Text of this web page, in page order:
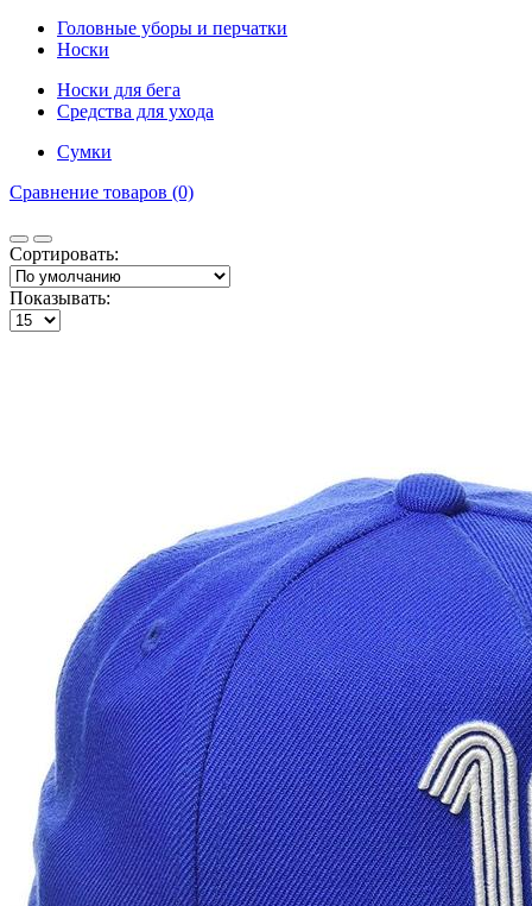
Головные уборы и перчатки
Носки
Носки для бега
Средства для ухода
Сумки
Сравнение товаров (0)
Сортировать:
Показывать: